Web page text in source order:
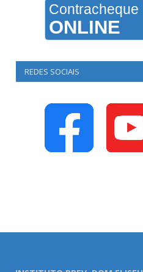
Contracheque
ONLINE
REDES SOCIAIS